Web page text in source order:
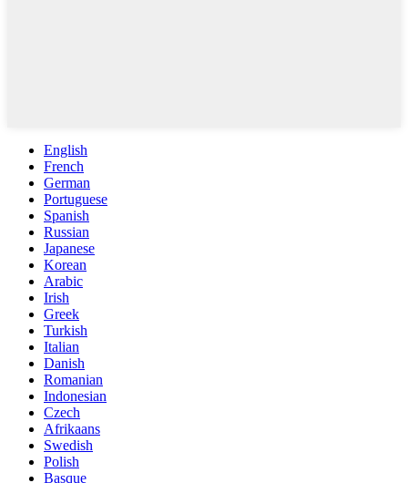
English
French
German
Portuguese
Spanish
Russian
Japanese
Korean
Arabic
Irish
Greek
Turkish
Italian
Danish
Romanian
Indonesian
Czech
Afrikaans
Swedish
Polish
Basque